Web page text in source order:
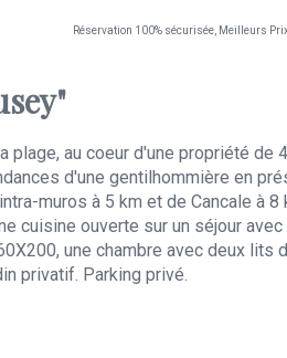
Réservation 100% sécurisée, Meilleurs
plage, au coeur d'une propriété
d'une gentilhommière en
muros à 5 km et de Cancale à
cuisine ouverte sur un séjour
une chambre avec deux
privatif. Parking privé.